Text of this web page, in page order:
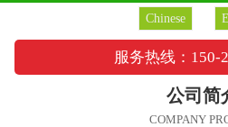
Chinese
服务热线：150-
公司简
COMPANY